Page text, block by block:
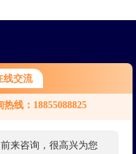
线交流
热线：18855088825
来咨询，很高兴为您
永丰工业园区创业大道1号